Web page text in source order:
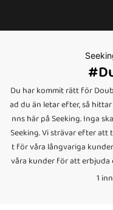
Du har kommit rätt för
ad du än letar efter, så
nns här på Seeking. Inga
Seeking. Vi strävar efter att
t för våra långvariga
våra kunder för att
1